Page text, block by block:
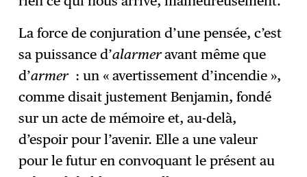
La force de conjuration d’une pensée, c’est
sa puissance d’alarmeravant même que
d’armer: un « avertissement d’incendie »,
comme disait justement Benjamin, fondé
sur un acte de mémoire et, au-delà,
d’espoir pour l’avenir. Elle a une valeur
pour le futur en convoquant le présent au